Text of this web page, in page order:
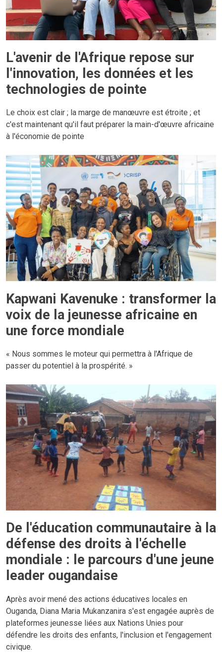
L'avenir de l'Afrique repose sur
l'innovation, les données et les
technologies de pointe
Le choix est clair ; la marge de manœuvre est étroite ; et
c'est maintenant qu'il faut préparer la main-d'œuvre africaine
à l'économie de pointe
Kapwani Kavenuke : transformer la
voix de la jeunesse africaine en
une force mondiale
« Nous sommes le moteur qui permettra à l'Afrique de
passer du potentiel à la prospérité. »
De l'éducation communautaire à la
défense des droits à l'échelle
mondiale : le parcours d'une jeune
leader ougandaise
Après avoir mené des actions éducatives locales en
Ouganda, Diana Maria Mukanzanira s'est engagée auprès de
plateformes jeunesse liées aux Nations Unies pour
défendre les droits des enfants, l'inclusion et l'engagement
civique.